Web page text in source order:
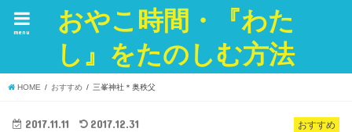
おやこ時間・『わた
し』をたのしむ方法
menu
HOME おすすめ 三峯神社＊奥秩父
おすすめ
2017.11.11 2017.12.31